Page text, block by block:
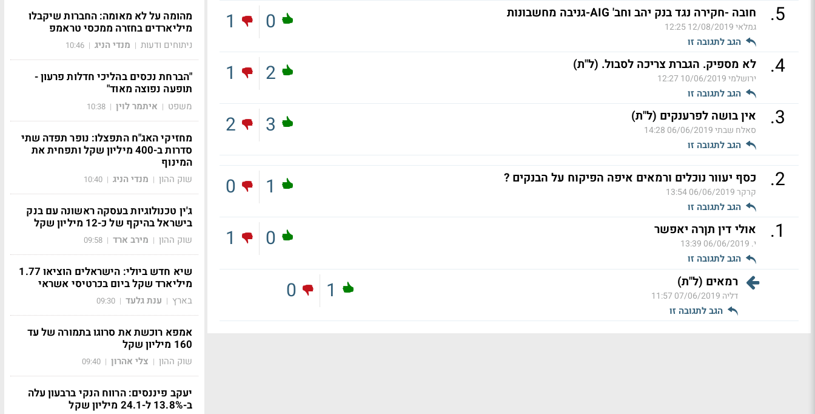
5
. חובה -חקירה נגד בנק יהב וחב' AIG-גניבה מחשבונות
גמלאי12/08/2019 12:25
הגב לתגובה זו
0
1
4
. לא מספיק. הגברת צריכה לסבול. (ל"ת)
ירושלמי10/06/2019 12:27
הגב לתגובה זו
2
1
3
. אין בושה לפרענקים (ל"ת)
סאלח שבתי06/06/2019 14:28
הגב לתגובה זו
3
2
2
. כסף יעוור נוכלים ורמאים איפה הפיקוח על הבנקים ?
קרקר06/06/2019 13:54
הגב לתגובה זו
1
0
1
. אולי דין תןרה יאפשר
י. 06/06/2019 13:39
הגב לתגובה זו
0
1
רמאים (ל"ת)
דליה 07/06/2019 11:57
הגב לתגובה זו
1
0
מהומה על לא מאומה: החברות שיקבלו
מיליארדים בחזרה ממכסי טראמפ
ניתוחים ודעות | מנדי הניג |
10:46
"הברחת נכסים בהליכי חדלות פרעון -
תופעה נפוצה מאוד"
משפט | איתמר לוין |
10:38
מחזיקי האג"ח התפצלו: נופר תפדה שתי
סדרות ב-400 מיליון שקל ותפחית את
המינוף
שוק ההון | מנדי הניג |
10:40
ג'ין טכנולוגיות בעסקה ראשונה עם בנק
בישראל בהיקף של כ-12 מיליון שקל
שוק ההון | מירב ארד |
09:58
שיא חדש ביולי: הישראלים הוציאו 1.77
מיליארד שקל ביום בכרטיסי אשראי
בארץ | ענת גלעד |
09:30
אמפא רוכשת את סרוגו בתמורה של עד
160 מיליון שקל
שוק ההון | צלי אהרון |
09:40
יעקב פיננסים: הרווח הנקי ברבעון עלה
ב-13.8% ל-24.1 מיליון שקל